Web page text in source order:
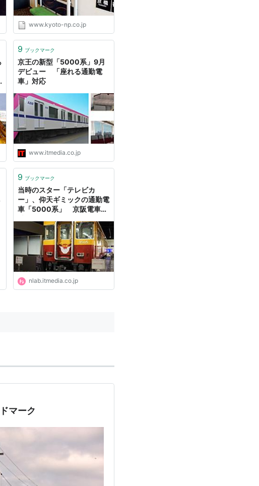
www.kyoto-np.co.jp
9 ブックマーク
京王の新型「5000系」9月
デビュー 「座れる通勤電
車」対応
www.itmedia.co.jp
9 ブックマーク
当時のスター「テレビカ
ー」、仰天ギミックの通勤電
車「5000系」 京阪電車で
旅（1/2） | ねとらぼ
nlab.itmedia.co.jp
マーク